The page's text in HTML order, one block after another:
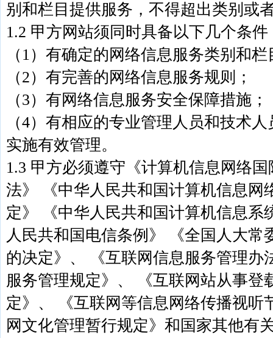
别和栏目提供服务，不得超出类别或
1.2 甲方网站须同时具备以下几个条
（1）有确定的网络信息服务类别和
（2）有完善的网络信息服务规则；
（3）有网络信息服务安全保障措施；
（4）有相应的专业管理人员和技术
实施有效管理。
1.3 甲方必须遵守《计算机信息网络
法》 《中华人民共和国计算机信息网
定》 《中华人民共和国计算机信息系
人民共和国电信条例》 《全国人大常
的决定》、 《互联网信息服务管理办
服务管理规定》、 《互联网站从事登
定》、 《互联网等信息网络传播视听
网文化管理暂行规定》和国家其他有